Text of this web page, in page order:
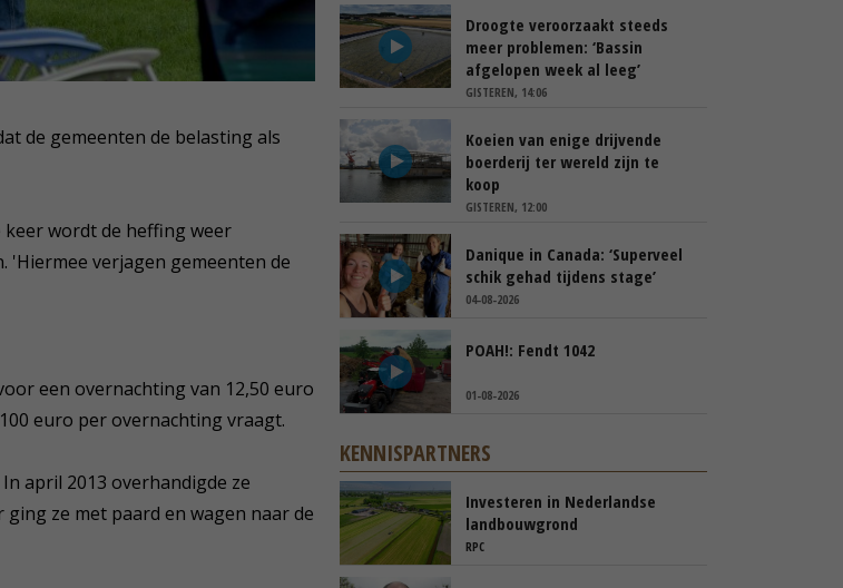
de gemeenten de belasting als
wordt de heffing weer
'Hiermee verjagen gemeenten de
een overnachting van 12,50 euro
euro per overnachting vraagt.
april 2013 overhandigde ze
ze met paard en wagen naar de
Droogte veroorzaakt steeds
meer problemen: ‘Bassin
afgelopen week al leeg’
GISTEREN, 14:06
Koeien van enige drijvende
boerderij ter wereld zijn te
koop
GISTEREN, 12:00
Danique in Canada: ‘Superveel
schik gehad tijdens stage’
04-08-2026
POAH!: Fendt 1042
01-08-2026
KENNISPARTNERS
Investeren in Nederlandse
landbouwgrond
RPC